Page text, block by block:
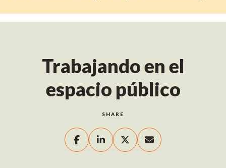
Trabajando en el
espacio público
SHARE